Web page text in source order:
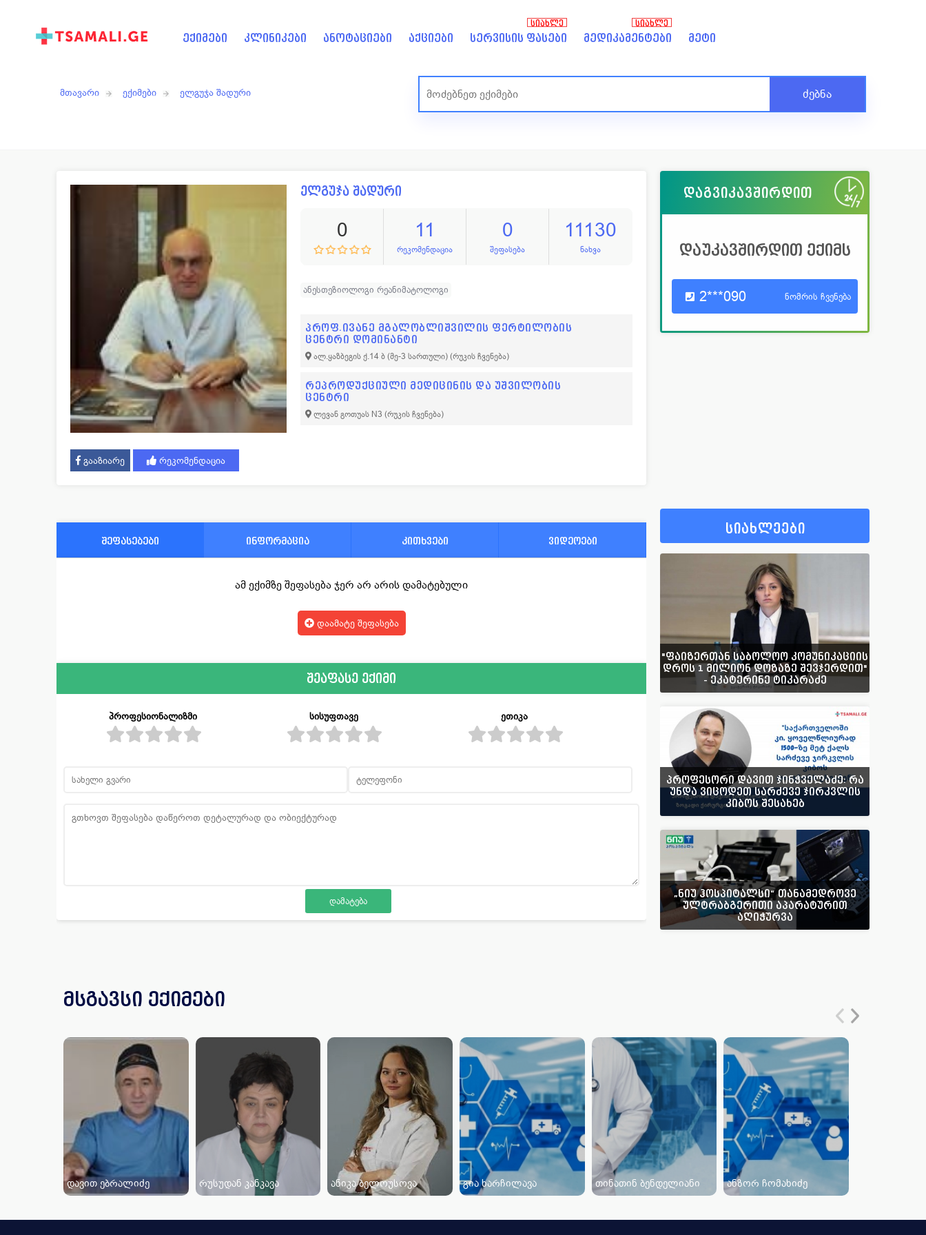
ექიმები კლინიკები ანოტაციები აქციები სერვისის ფასები
ᲡᲘᲐᲮᲚᲔ
მედიკამენტები
ᲡᲘᲐᲮᲚᲔ
მეტი
მთავარი ექიმები ელგუჯა შადური ძებნა
გააზიარე რეკომენდაცია
ელგუჯა შადური
0 11
რეკომენდაცია
0
შეფასება
11130
ნახვა
ანესთეზიოლოგი რეანიმატოლოგი
პროფ.ივანე მგალობლიშვილის ფერტილობის
ცენტრი დომინანტი
ალ.ყაზბეგის ქ.14 ბ (მე-3 სართული)(რუკის ჩვენება)
რეპროდუქციული მედიცინის და უშვილობის
ცენტრი
ლევან გოთუას N3(რუკის ჩვენება)
დაგვიკავშირდით
დაუკავშირდით ექიმს
2***090 ნომრის ჩვენება
შეფასებები ინფორმაცია კითხვები ვიდეოები
ამ ექიმზე შეფასება ჯერ არ არის დამატებული
დაამატე შეფასება
შეაფასე ექიმი
პროფესიონალიზმი სისუფთავე ეთიკა
სიახლეები
"ფაიზერთან საბოლოო კომუნიკაციის
დროს 1 მილიონ დოზაზე შევჯერდით"
- ეკატერინე ტიკარაძე
პროფესორი დავით ჯინჭველაძე: რა
უნდა ვიცოდეთ სარძევე ჯირკვლის
კიბოს შესახებ
„ნიუ ჰოსპიტალსი“ თანამედროვე
ულტრაბგერითი აპარატურით
აღიჭურვა
მსგავსი ექიმები
დავით ებრალიძე რუსუდან კანკავა ანიკა ბელოუსოვა გია ხარჩილავა თინათინ ბენდელიანი ანზორ ჩომახიძე